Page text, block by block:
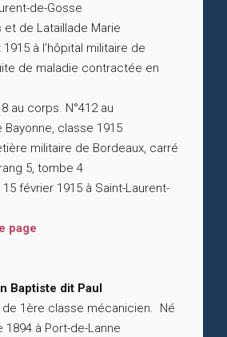
de-Gosse
et de Lataillade Marie
à l’hôpital militaire de
de maladie contractée en
au corps. N°412 au
classe 1915
militaire de Bordeaux, carré
5, tombe 4
février 1915 à Saint-Laurent-
page
Baptiste dit Paul
de 1ère classe mécanicien. Né
à Port-de-Lanne